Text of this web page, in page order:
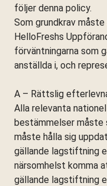
följer denna policy.
Som grundkrav
HelloFreshs
förväntningarna som
anställda i, och
A – Rättslig
Alla relevanta
bestämmelser
måste hålla sig
gällande lagstiftning
närsomhelst komma
gällande lagstiftning